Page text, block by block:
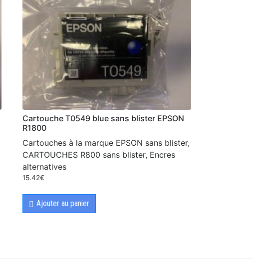
Cartouche T0549 blue sans blister EPSON
R1800
Cartouches à la marque EPSON sans blister,
CARTOUCHES R800 sans blister, Encres
alternatives
15.42€
Ajouter au panier